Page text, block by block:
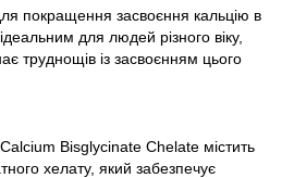
покращення засвоєння кальцію в
для людей різного віку,
труднощів із засвоєнням цього
Bisglycinate Chelate містить
хелату, який забезпечує